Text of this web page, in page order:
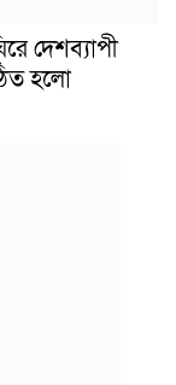
দেশব্যাপী
হলো